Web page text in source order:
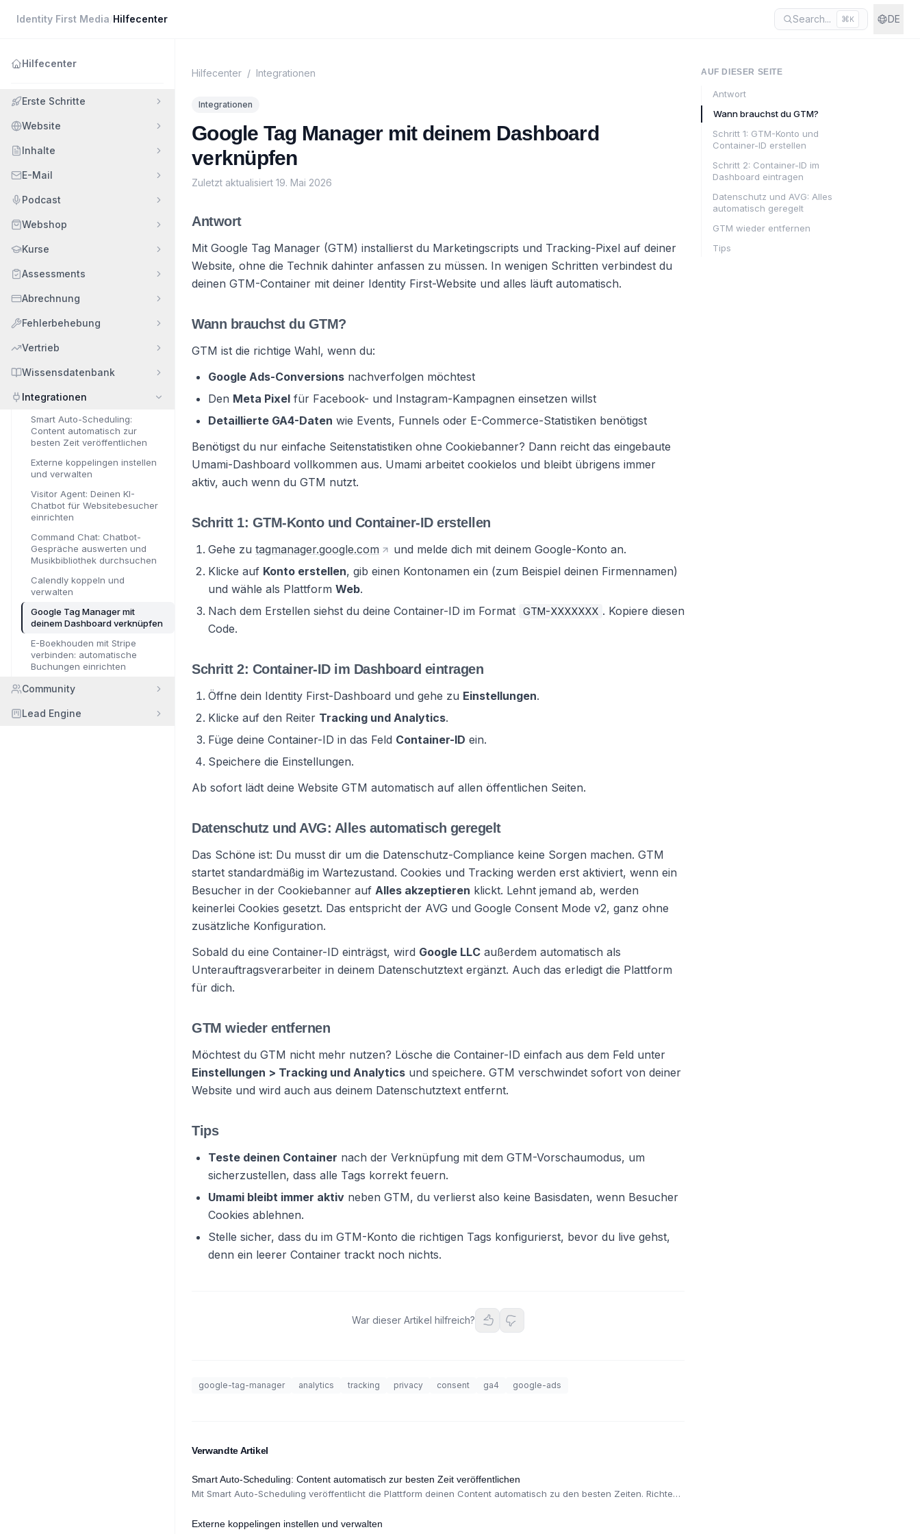
Identity First Media Hilfecenter Search... ⌘K DE
Hilfecenter
Erste Schritte
Website
Inhalte
E-Mail
Podcast
Webshop
Kurse
Assessments
Abrechnung
Fehlerbehebung
Vertrieb
Wissensdatenbank
Integrationen
Smart Auto-Scheduling:
Content automatisch zur
besten Zeit veröffentlichen
Externe koppelingen instellen
und verwalten
Visitor Agent: Deinen KI-
Chatbot für Websitebesucher
einrichten
Command Chat: Chatbot-
Gespräche auswerten und
Musikbibliothek durchsuchen
Calendly koppeln und
verwalten
Google Tag Manager mit
deinem Dashboard verknüpfen
E-Boekhouden mit Stripe
verbinden: automatische
Buchungen einrichten
Community
Lead Engine
Hilfecenter / Integrationen
Integrationen
Google Tag Manager mit deinem Dashboard
verknüpfen
Zuletzt aktualisiert 19. Mai 2026
Antwort
Mit Google Tag Manager (GTM) installierst du Marketingscripts und Tracking-Pixel auf deiner
Website, ohne die Technik dahinter anfassen zu müssen. In wenigen Schritten verbindest du
deinen GTM-Container mit deiner Identity First-Website und alles läuft automatisch.
Wann brauchst du GTM?
GTM ist die richtige Wahl, wenn du:
Google Ads-Conversions nachverfolgen möchtest
Den Meta Pixel für Facebook- und Instagram-Kampagnen einsetzen willst
Detaillierte GA4-Daten wie Events, Funnels oder E-Commerce-Statistiken benötigst
Benötigst du nur einfache Seitenstatistiken ohne Cookiebanner? Dann reicht das eingebaute
Umami-Dashboard vollkommen aus. Umami arbeitet cookielos und bleibt übrigens immer
aktiv, auch wenn du GTM nutzt.
Schritt 1: GTM-Konto und Container-ID erstellen
Gehe zu tagmanager.google.com
und melde dich mit deinem Google-Konto an.
Klicke auf Konto erstellen, gib einen Kontonamen ein (zum Beispiel deinen Firmennamen)
und wähle als Plattform Web.
Nach dem Erstellen siehst du deine Container-ID im Format
GTM-XXXXXXX . Kopiere diesen
Code.
Schritt 2: Container-ID im Dashboard eintragen
Öffne dein Identity First-Dashboard und gehe zu Einstellungen.
Klicke auf den Reiter Tracking und Analytics.
Füge deine Container-ID in das Feld Container-ID ein.
Speichere die Einstellungen.
Ab sofort lädt deine Website GTM automatisch auf allen öffentlichen Seiten.
Datenschutz und AVG: Alles automatisch geregelt
Das Schöne ist: Du musst dir um die Datenschutz-Compliance keine Sorgen machen. GTM
startet standardmäßig im Wartezustand. Cookies und Tracking werden erst aktiviert, wenn ein
Besucher in der Cookiebanner auf Alles akzeptieren klickt. Lehnt jemand ab, werden
keinerlei Cookies gesetzt. Das entspricht der AVG und Google Consent Mode v2, ganz ohne
zusätzliche Konfiguration.
Sobald du eine Container-ID einträgst, wird Google LLC außerdem automatisch als
Unterauftragsverarbeiter in deinem Datenschutztext ergänzt. Auch das erledigt die Plattform
für dich.
GTM wieder entfernen
Möchtest du GTM nicht mehr nutzen? Lösche die Container-ID einfach aus dem Feld unter
Einstellungen > Tracking und Analytics und speichere. GTM verschwindet sofort von deiner
Website und wird auch aus deinem Datenschutztext entfernt.
Tips
Teste deinen Container nach der Verknüpfung mit dem GTM-Vorschaumodus, um
sicherzustellen, dass alle Tags korrekt feuern.
Umami bleibt immer aktiv neben GTM, du verlierst also keine Basisdaten, wenn Besucher
Cookies ablehnen.
Stelle sicher, dass du im GTM-Konto die richtigen Tags konfigurierst, bevor du live gehst,
denn ein leerer Container trackt noch nichts.
War dieser Artikel hilfreich?
google-tag-manager analytics tracking privacy consent ga4 google-ads
Verwandte Artikel
Smart Auto-Scheduling: Content automatisch zur besten Zeit veröffentlichen
Mit Smart Auto-Scheduling veröffentlicht die Plattform deinen Content automatisch zu den besten Zeiten. Richte
Externe koppelingen instellen und verwalten
AUF DIESER SEITE
Antwort
Wann brauchst du GTM?
Schritt 1: GTM-Konto und
Container-ID erstellen
Schritt 2: Container-ID im
Dashboard eintragen
Datenschutz und AVG: Alles
automatisch geregelt
GTM wieder entfernen
Tips